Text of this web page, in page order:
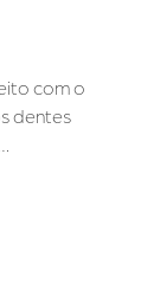
com o
dentes